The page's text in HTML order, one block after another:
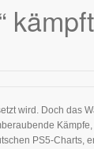
kämpft
wird. Doch das
PS5-Charts,